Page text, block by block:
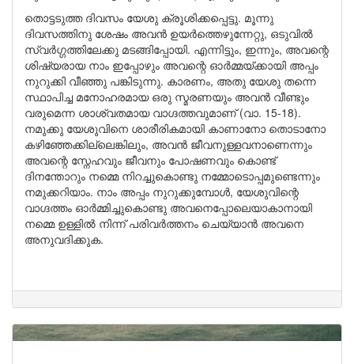
തൊട്ടടുത്ത ദിവസം യേശു ക്രൂശിക്കപ്പെട്ടു. മൂന്നു
ദിവസത്തിനു ശേഷം അവൻ ഉയർത്തെഴുന്നേറ്റു, ഒടുവിൽ
സ്വർഗ്ഗത്തിലേക്കു മടങ്ങിപ്പോയി. എന്നിട്ടും, ഇന്നും, അവന്റെ
ശിഷ്യരായ നാം ഇപ്പോഴും അവന്റെ ഓർമ്മയ്ക്കായി അപ്പം
നുറുക്കി വീഞ്ഞു പങ്കിടുന്നു. കാരണം, അതു യേശു തന്നെ
സ്ഥാപിച്ച മനോഹരമായ ഒരു സ്മരണയും അവൻ വീണ്ടും
വരുമെന്ന ശാശ്വതമായ വാഗ്ദത്തവുമാണ് (വാ. 15-18).
നമുക്കു യേശുവിനെ ശാരീരികമായി കാണാനോ തൊടാനോ
കഴിഞ്ഞേക്കില്ലെങ്കിലും, അവൻ ജീവനുള്ളവനാണെന്നും
അവന്റെ സ്നേഹവും ജീവനും പോഷണവും കൊണ്ട്
ദിനന്തോറും നമ്മെ നിറച്ചുകൊണ്ടു നമ്മോടൊപ്പമുണ്ടെന്നും
നമുക്കറിയാം. നാം അപ്പം നുറുക്കുമ്പോൾ, യേശുവിന്റെ
വാഗ്ദത്തം ഓർമ്മിച്ചുകൊണ്ടു അവനെപ്പോലെയാകാനായി
നമ്മെ ഉള്ളിൽ നിന്ന് പരിവർത്തനം ചെയ്യാൻ അവനെ
അനുവദിക്കുക.